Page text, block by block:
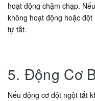
hoạt động chậm chạp.
không hoạt động hoặc
tự tắt.
5. Động Cơ
Nếu động cơ đột ngột tắt